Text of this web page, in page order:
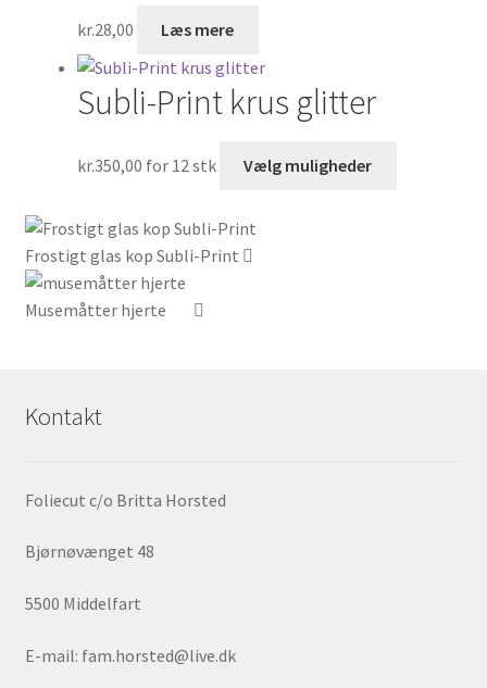
kr.28,00 Læs mere
Subli-Print krus glitter
kr.350,00 for 12 stk Vælg muligheder
Frostigt glas kop Subli-Print
Musemåtter hjerte
Kontakt
Foliecut c/o Britta Horsted
Bjørnøvænget 48
5500 Middelfart
E-mail: fam.horsted@live.dk